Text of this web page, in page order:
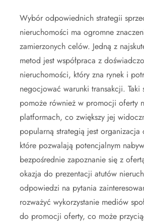
Wybór odpowiednich strategii
nieruchomości ma ogromne
zamierzonych celów. Jedną z
metod jest współpraca z
nieruchomości, który zna rynek i
negocjować warunki transakcji. Taki
pomoże również w promocji oferty
platformach, co zwiększy jej
popularną strategią jest organizacja
które pozwalają potencjalnym
bezpośrednie zapoznanie się z
okazja do prezentacji atutów
odpowiedzi na pytania
rozważyć wykorzystanie mediów
do promocji oferty, co może